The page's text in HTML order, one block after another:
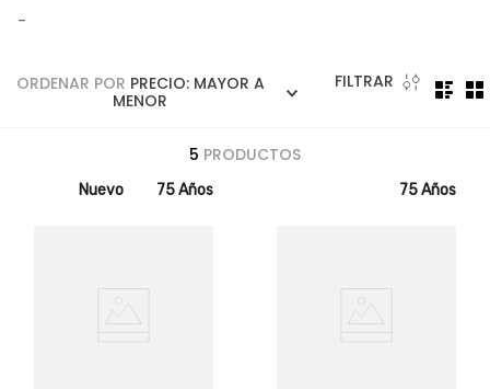
-
ORDENAR POR PRECIO: MAYOR A
MENOR
FILTRAR
5 PRODUCTOS
Nuevo 75 Años 75 Años
.
.
freidora